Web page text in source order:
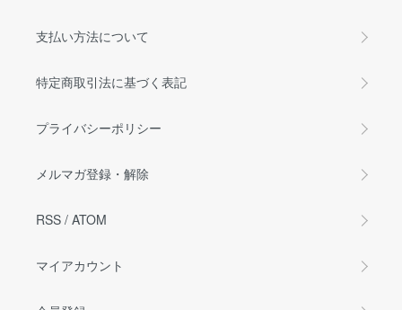
支払い方法について
特定商取引法に基づく表記
プライバシーポリシー
メルマガ登録・解除
RSS / ATOM
マイアカウント